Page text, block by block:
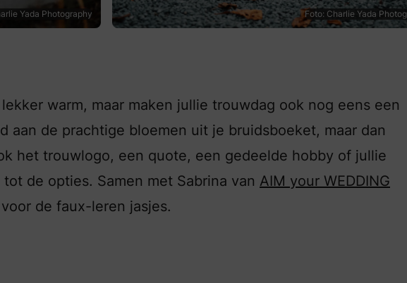
Yada Photography Foto: Charlie Yada
warm, maar maken jullie trouwdag ook nog eens een
aan de prachtige bloemen uit je bruidsboeket, maar dan
het trouwlogo, een quote, een gedeelde hobby of jullie
de opties. Samen met Sabrina van AIM your WEDDING
de faux-leren jasjes.